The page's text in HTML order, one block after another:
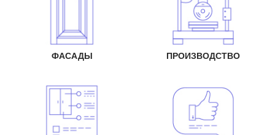
ФАСАДЫ ПРОИЗВОДСТВО